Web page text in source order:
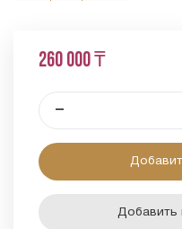
260 000 ₸
–
Добавить